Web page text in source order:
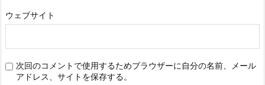
ウェブサイト
次回のコメントで使用するためブラウザーに自分の名前、メール
アドレス、サイトを保存する。